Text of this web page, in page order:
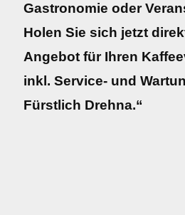
Gastronomie oder
Holen Sie sich jetzt
Angebot für Ihren
inkl. Service- und
Fürstlich Drehna.“